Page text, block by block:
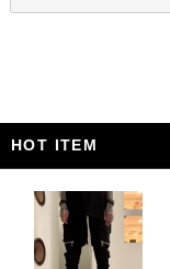
HOT ITEM